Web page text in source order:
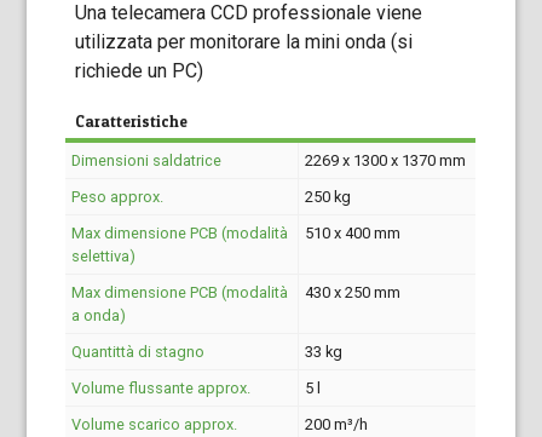
Una telecamera CCD professionale viene
utilizzata per monitorare la mini onda (si
richiede un PC)
Caratteristiche
Dimensioni saldatrice
2269 x 1300 x 1370 mm
Peso approx.
250 kg
Max dimensione PCB (modalità
selettiva)
510 x 400 mm
Max dimensione PCB (modalità
a onda)
430 x 250 mm
Quantittà di stagno
33 kg
Volume flussante approx.
5 l
Volume scarico approx.
200 m³/h